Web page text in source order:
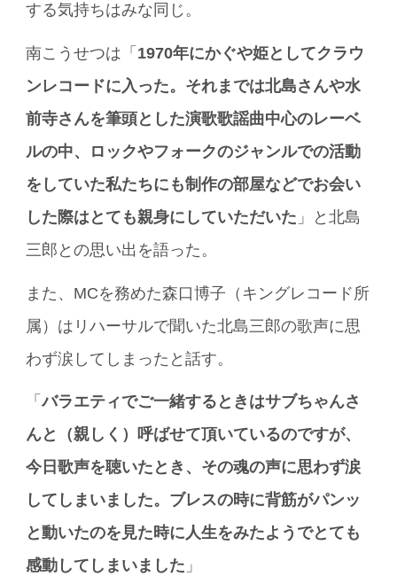
する気持ちはみな同じ。
南こうせつは「 1970年にかぐや姫としてクラウ
ンレコードに入った。それまでは北島さんや水
前寺さんを筆頭とした演歌歌謡曲中心のレーベ
ルの中、ロックやフォークのジャンルでの活動
をしていた私たちにも制作の部屋などでお会い
した際はとても親身にしていただいた 」と北島
三郎との思い出を語った。
また、MCを務めた森口博子（キングレコード所
属）はリハーサルで聞いた北島三郎の歌声に思
わず涙してしまったと話す。
「バラエティでご一緒するときはサブちゃんさ
んと（親しく）呼ばせて頂いているのですが、
今日歌声を聴いたとき、その魂の声に思わず涙
してしまいました。ブレスの時に背筋がパンッ
と動いたのを見た時に人生をみたようでとても
感動してしまいました 」